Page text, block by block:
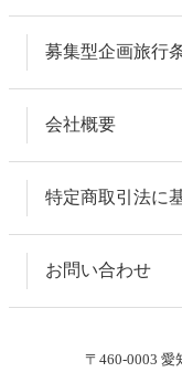
募集型企画旅行
会社概要
特定商取引法に
お問い合わせ
〒460-0003 愛